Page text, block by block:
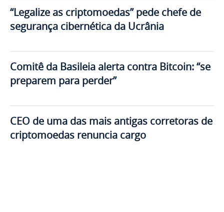
“Legalize as criptomoedas” pede chefe de
segurança cibernética da Ucrânia
Comitê da Basileia alerta contra Bitcoin: “se
preparem para perder”
CEO de uma das mais antigas corretoras de
criptomoedas renuncia cargo